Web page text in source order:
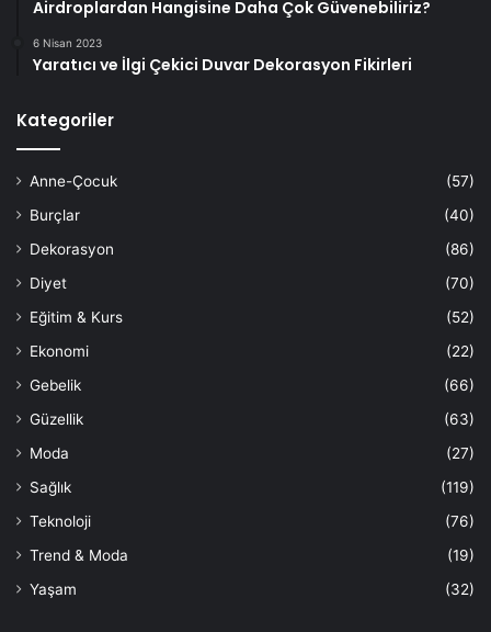
Airdroplardan Hangisine Daha Çok Güvenebiliriz?
6 Nisan 2023
Yaratıcı ve İlgi Çekici Duvar Dekorasyon Fikirleri
Kategoriler
Anne-Çocuk
(57)
Burçlar
(40)
Dekorasyon
(86)
Diyet
(70)
Eğitim & Kurs
(52)
Ekonomi
(22)
Gebelik
(66)
Güzellik
(63)
Moda
(27)
Sağlık
(119)
Teknoloji
(76)
Trend & Moda
(19)
Yaşam
(32)